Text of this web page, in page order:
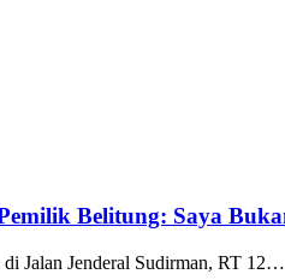
Belitung: Saya
Jalan Jenderal Sudirman, RT 12…